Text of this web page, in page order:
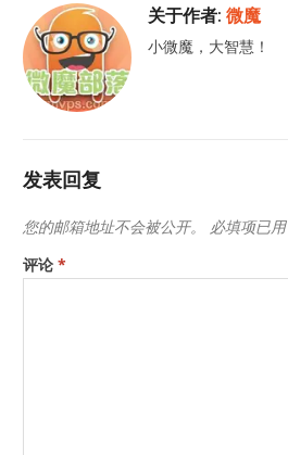
关于作者:微魔
小微魔，大智慧！
发表回复
您的邮箱地址不会被公开。 必填项已用
评论*